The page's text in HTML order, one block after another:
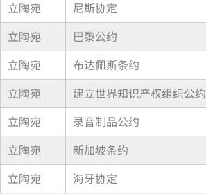
立陶宛
尼斯协定
立陶宛
巴黎公约
立陶宛
布达佩斯条约
立陶宛
建立世界知识产权组织公约
立陶宛
录音制品公约
立陶宛
新加坡条约
立陶宛
海牙协定